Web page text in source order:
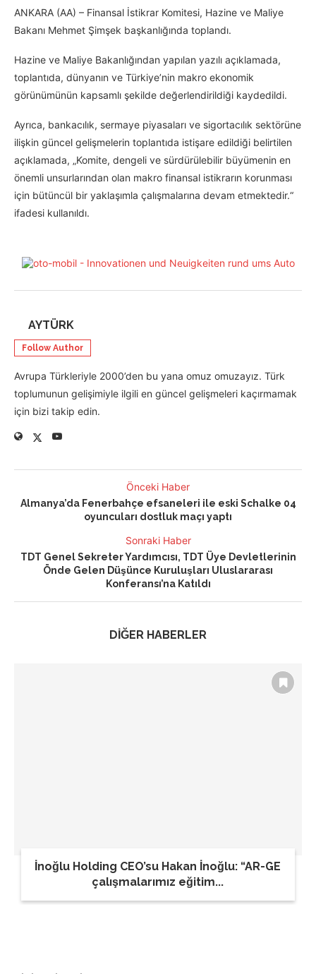
ANKARA (AA) – Finansal İstikrar Komitesi, Hazine ve Maliye
Bakanı Mehmet Şimşek başkanlığında toplandı.
Hazine ve Maliye Bakanlığından yapılan yazılı açıklamada,
toplantıda, dünyanın ve Türkiye’nin makro ekonomik
görünümünün kapsamlı şekilde değerlendirildiği kaydedildi.
Ayrıca, bankacılık, sermaye piyasaları ve sigortacılık sektörüne
ilişkin güncel gelişmelerin toplantıda istişare edildiği belirtilen
açıklamada, „Komite, dengeli ve sürdürülebilir büyümenin en
önemli unsurlarından olan makro finansal istikrarın korunması
için bütüncül bir yaklaşımla çalışmalarına devam etmektedir.“
ifadesi kullanıldı.
AYTÜRK
Follow Author
Avrupa Türkleriyle 2000’den bu yana omuz omuzayız. Türk
toplumunun gelişimiyle ilgili en güncel gelişmeleri kaçırmamak
için bizi takip edin.
Önceki Haber
Almanya’da Fenerbahçe efsaneleri ile eski Schalke 04
oyuncuları dostluk maçı yaptı
Sonraki Haber
TDT Genel Sekreter Yardımcısı, TDT Üye Devletlerinin
Önde Gelen Düşünce Kuruluşları Uluslararası
Konferansı’na Katıldı
DİĞER HABERLER
İnoğlu Holding CEO’su Hakan İnoğlu: “AR-GE
çalışmalarımız eğitim...